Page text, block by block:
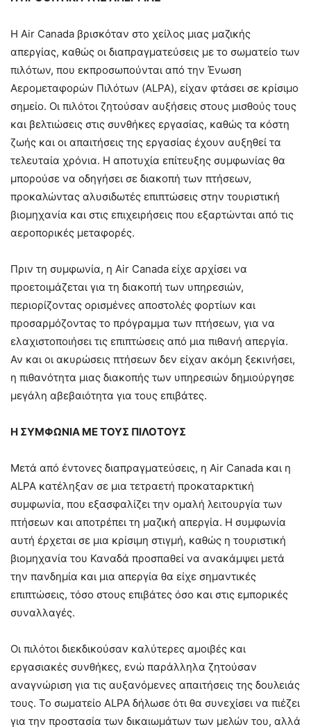
Η Air Canada βρισκόταν στο χείλος μιας μαζικής
απεργίας, καθώς οι διαπραγματεύσεις με το σωματείο των
πιλότων, που εκπροσωπούνται από την Ένωση
Αερομεταφορών Πιλότων (ALPA), είχαν φτάσει σε κρίσιμο
σημείο. Οι πιλότοι ζητούσαν αυξήσεις στους μισθούς τους
και βελτιώσεις στις συνθήκες εργασίας, καθώς τα κόστη
ζωής και οι απαιτήσεις της εργασίας έχουν αυξηθεί τα
τελευταία χρόνια. Η αποτυχία επίτευξης συμφωνίας θα
μπορούσε να οδηγήσει σε διακοπή των πτήσεων,
προκαλώντας αλυσιδωτές επιπτώσεις στην τουριστική
βιομηχανία και στις επιχειρήσεις που εξαρτώνται από τις
αεροπορικές μεταφορές.​
Πριν τη συμφωνία, η Air Canada είχε αρχίσει να
προετοιμάζεται για τη διακοπή των υπηρεσιών,
περιορίζοντας ορισμένες αποστολές φορτίων και
προσαρμόζοντας το πρόγραμμα των πτήσεων, για να
ελαχιστοποιήσει τις επιπτώσεις από μια πιθανή απεργία.
Αν και οι ακυρώσεις πτήσεων δεν είχαν ακόμη ξεκινήσει,
η πιθανότητα μιας διακοπής των υπηρεσιών δημιούργησε
μεγάλη αβεβαιότητα για τους επιβάτες.
Η ΣΥΜΦΩΝΙΑ ΜΕ ΤΟΥΣ ΠΙΛΟΤΟΥΣ
Μετά από έντονες διαπραγματεύσεις, η Air Canada και η
ALPA κατέληξαν σε μια τετραετή προκαταρκτική
συμφωνία, που εξασφαλίζει την ομαλή λειτουργία των
πτήσεων και αποτρέπει τη μαζική απεργία. Η συμφωνία
αυτή έρχεται σε μια κρίσιμη στιγμή, καθώς η τουριστική
βιομηχανία του Καναδά προσπαθεί να ανακάμψει μετά
την πανδημία και μια απεργία θα είχε σημαντικές
επιπτώσεις, τόσο στους επιβάτες όσο και στις εμπορικές
συναλλαγές.​
Οι πιλότοι διεκδικούσαν καλύτερες αμοιβές και
εργασιακές συνθήκες, ενώ παράλληλα ζητούσαν
αναγνώριση για τις αυξανόμενες απαιτήσεις της δουλειάς
τους. Το σωματείο ALPA δήλωσε ότι θα συνεχίσει να πιέζει
για την προστασία των δικαιωμάτων των μελών του, αλλά